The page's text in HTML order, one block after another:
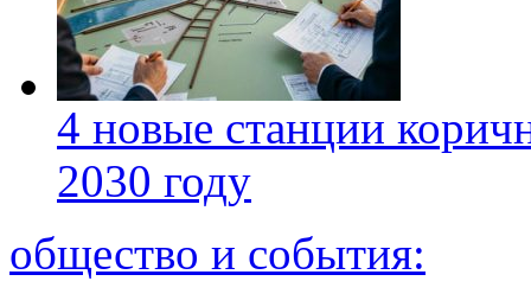
4 новые станции
2030 году
общество и события: